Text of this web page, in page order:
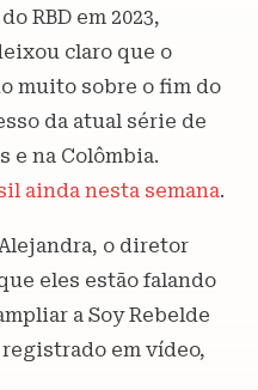
RBD em 2023,
claro que o
muito sobre o fim do
da atual série de
e na Colômbia.
ainda nesta semana.
o diretor
eles estão falando
a Soy Rebelde
registrado em vídeo,